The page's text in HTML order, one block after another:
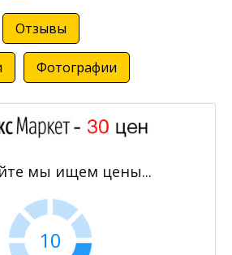
Отзывы
Фотографии
мы ищем цены...
10